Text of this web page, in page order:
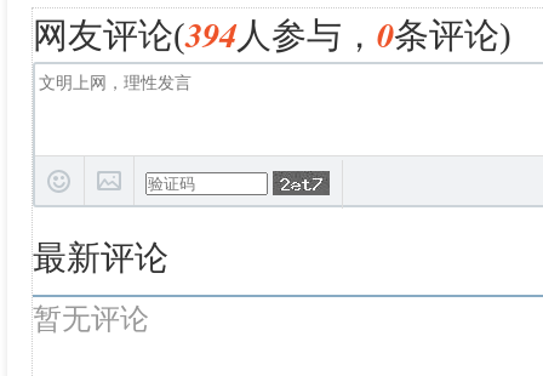
网友评论(394人参与， 0条评论)
最新评论
暂无评论